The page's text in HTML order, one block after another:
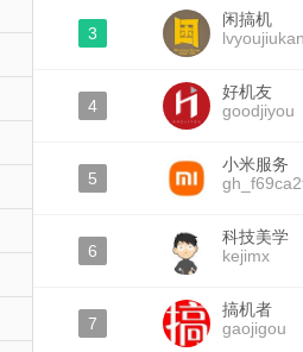
3
闲搞机
4
好机友
goodjiyou
5
小米服务
6
科技美学
kejimx
7
搞机者
gaojigou